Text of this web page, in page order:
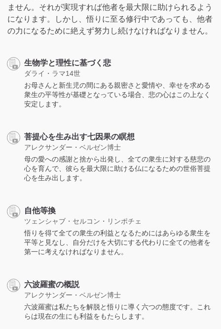
ません。それが実現すれば他者を最大限に助けられるよう
になります。しかし、悟りに至る修行中であっても、他者
の力になるために絶えず努力し続けなければなりません。
生物学と理性に基づく悲
ダライ・ラマ14世
お母さんと新生児の間にある親密さと愛情や、幸せを求める
衆生の平等性が基礎となっている場合、悲の心はこの上なく
安定します。
菩提心を生み出す七因果の瞑想
アレクサンダー・ベルゼン博士
母の愛への感謝と捨から出発し、全ての衆生に対する慈悲の
心を育んで、彼らを最大限に助ける仏になるための世俗菩提
心を生み出します。
自他等換
ツェンシャブ・セルコン・リンポチェ
悟りを得て全ての衆生の利益となるためにはあらゆる衆生を
平等と見なし、自分だけを大切にする代わりに全ての他者を
第一に考えなければなりません。
六波羅蜜の概説
アレクサンダー・ベルゼン博士
六波羅蜜は私たちを解脱と悟りに導く六つの態度です。これ
らは現在の生にも利益をもたらします。